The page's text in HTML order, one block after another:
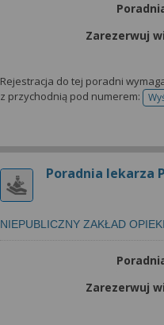
Zarezerwuj
Rejestracja do tej poradni
z przychodnią pod numerem:
Poradnia lekarza
NIEPUBLICZNY ZAKŁAD
Zarezerwuj